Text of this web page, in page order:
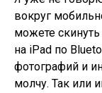
вокруг
можете
на iPad по
фотографий и
молчу. Так или